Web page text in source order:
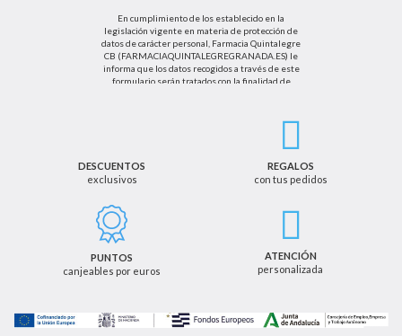
En cumplimiento de los establecido en la
legislación vigente en materia de protección de
datos de carácter personal, Farmacia Quintalegre
CB (FARMACIAQUINTALEGREGRANADA.ES) le
informa que los datos recogidos a través de este
formulario serán tratados con la finalidad de
el tratamiento de sus datos personales se basará
cancelación u oposición, así como los derechos
adicionales que le asisten a través de la dirección
de email info@farmaciaquintalegregranada.es, así
como a través de los medios detallados en la
información adicional sobre nuestra política de
privacidad que puede consultar en la dirección web
DESCUENTOS
exclusivos
REGALOS
con tus pedidos
PUNTOS
canjeables por euros
ATENCIÓN
personalizada